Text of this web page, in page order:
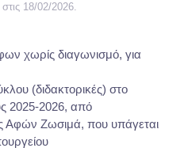
18/02/2026.
χωρίς διαγωνισμό, για
(διδακτορικές) στο
2025-2026, από
Αφών Ζωσιμά, που υπάγεται